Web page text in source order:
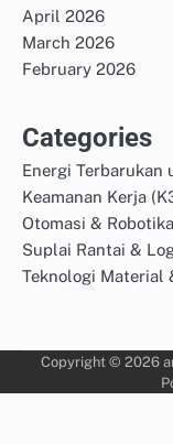
April 2026
March 2026
February 2026
Categories
Energi Terbarukan
Keamanan Kerja
Otomasi &
Suplai Rantai &
Teknologi Material
Copyright © 2026